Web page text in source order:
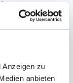
Anzeigen zu
anbieten